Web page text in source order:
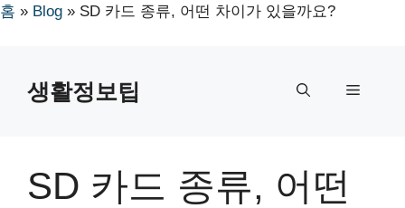
홈 » Blog » SD 카드 종류, 어떤 차이가 있을까요?
생활정보팁 메
SD 카드 종류, 어떤